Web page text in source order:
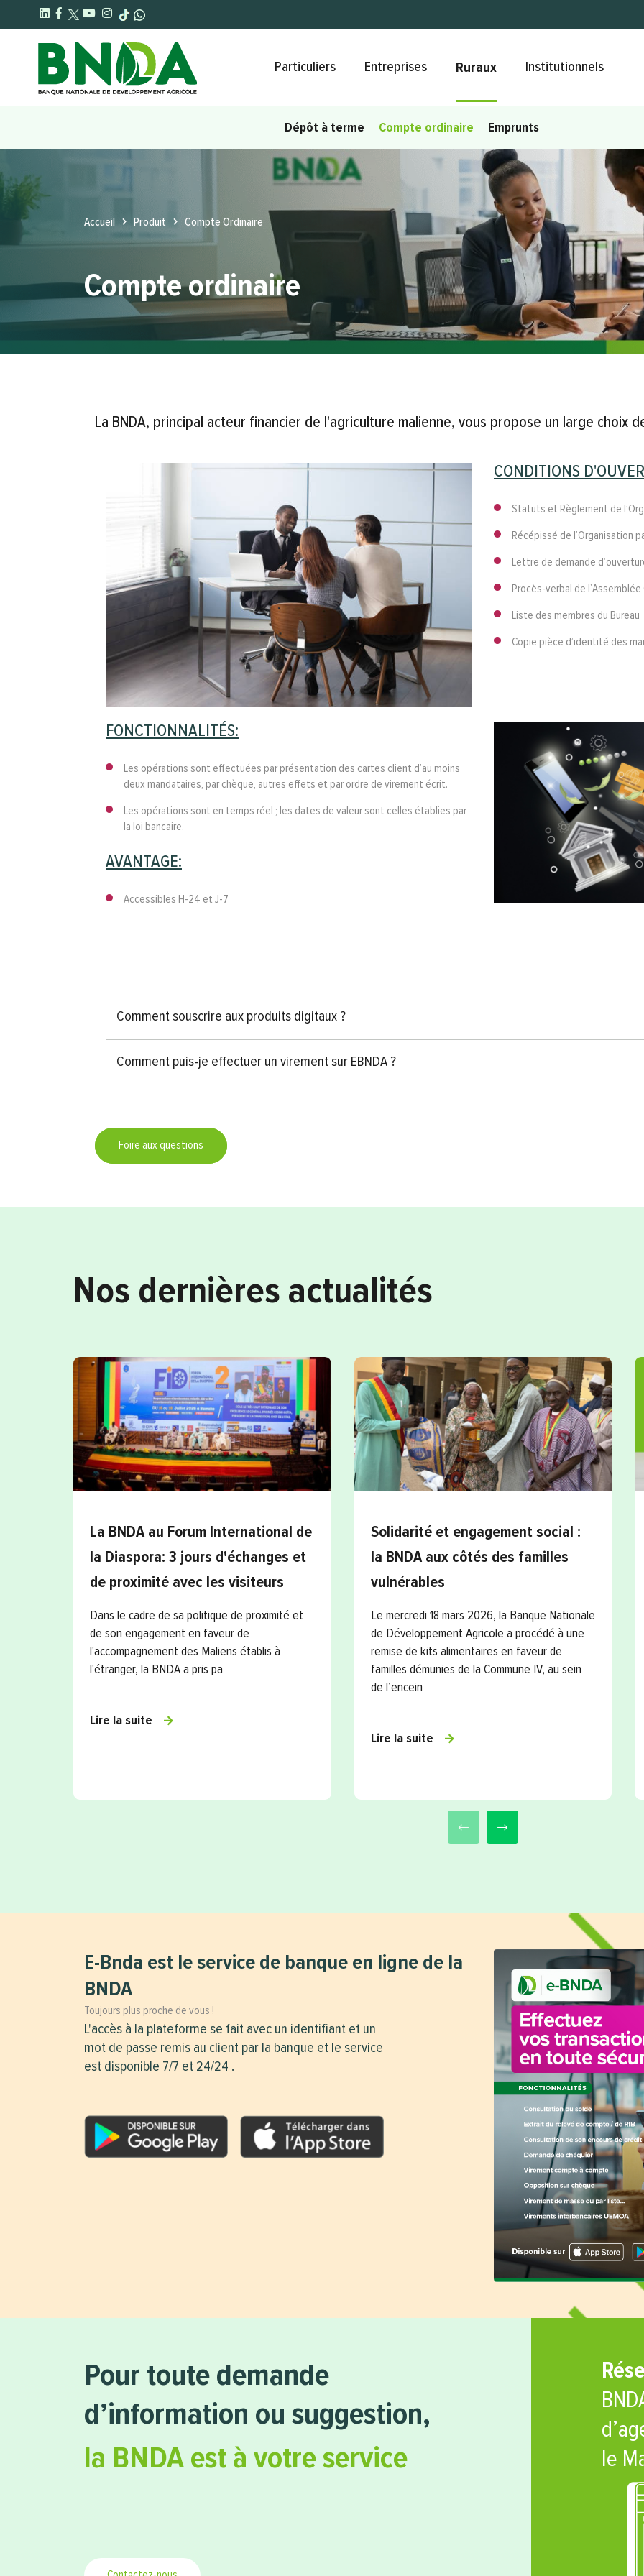
Particuliers Entreprises Ruraux Institutionnels
Dépôt à terme Compte ordinaire Emprunts
Accueil Produit Compte Ordinaire
Compte ordinaire
La BNDA, principal acteur financier de l'agriculture malienne, vous propose un large choix
CONDITIONS
Statuts et Règlement de
Récépissé de l’Organisation
Lettre de demande
Procès-verbal de
Liste des membres du Bureau
Copie pièce d’identité des
FONCTIONNALITÉS:
Les opérations sont effectuées par présentation des cartes client d’au moins
deux mandataires, par chèque, autres effets et par ordre de virement écrit.
Les opérations sont en temps réel ; les dates de valeur sont celles établies par
la loi bancaire.
AVANTAGE:
Accessibles H-24 et J-7
Comment souscrire aux produits digitaux ?
Comment puis-je effectuer un virement sur EBNDA ?
Foire aux questions
Nos dernières actualités
La BNDA au Forum International de
la Diaspora: 3 jours d'échanges et
de proximité avec les visiteurs
Dans le cadre de sa politique de proximité et
de son engagement en faveur de
l'accompagnement des Maliens établis à
l'étranger, la BNDA a pris pa
Lire la suite
Solidarité et engagement social :
la BNDA aux côtés des familles
vulnérables
Le mercredi 18 mars 2026, la Banque Nationale
de Développement Agricole a procédé à une
remise de kits alimentaires en faveur de
familles démunies de la Commune IV, au sein
de l’encein
Lire la suite
E-Bnda est le service de banque en ligne de la
BNDA
Toujours plus proche de vous !
L'accès à la plateforme se fait avec un identifiant et un
mot de passe remis au client par la banque et le service
est disponible 7/7 et 24/24 .
Pour toute demande
d’information ou suggestion,
la BNDA est à votre service
le